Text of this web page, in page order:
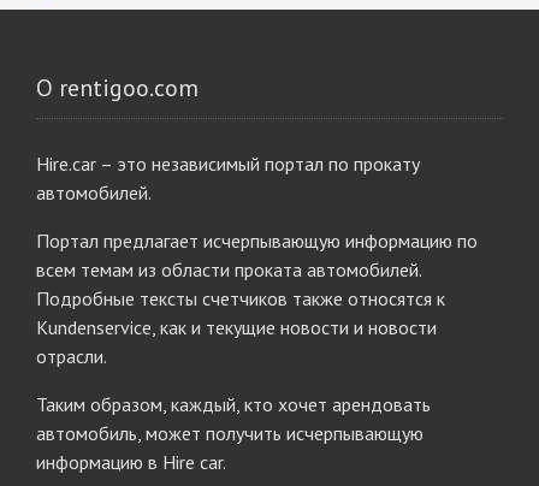
О rentigoo.com
Hire.car – это независимый портал по прокату
автомобилей.
Портал предлагает исчерпывающую информацию по
всем темам из области проката автомобилей.
Подробные тексты счетчиков также относятся к
Kundenservice, как и текущие новости и новости
отрасли.
Таким образом, каждый, кто хочет арендовать
автомобиль, может получить исчерпывающую
информацию в Hire car.